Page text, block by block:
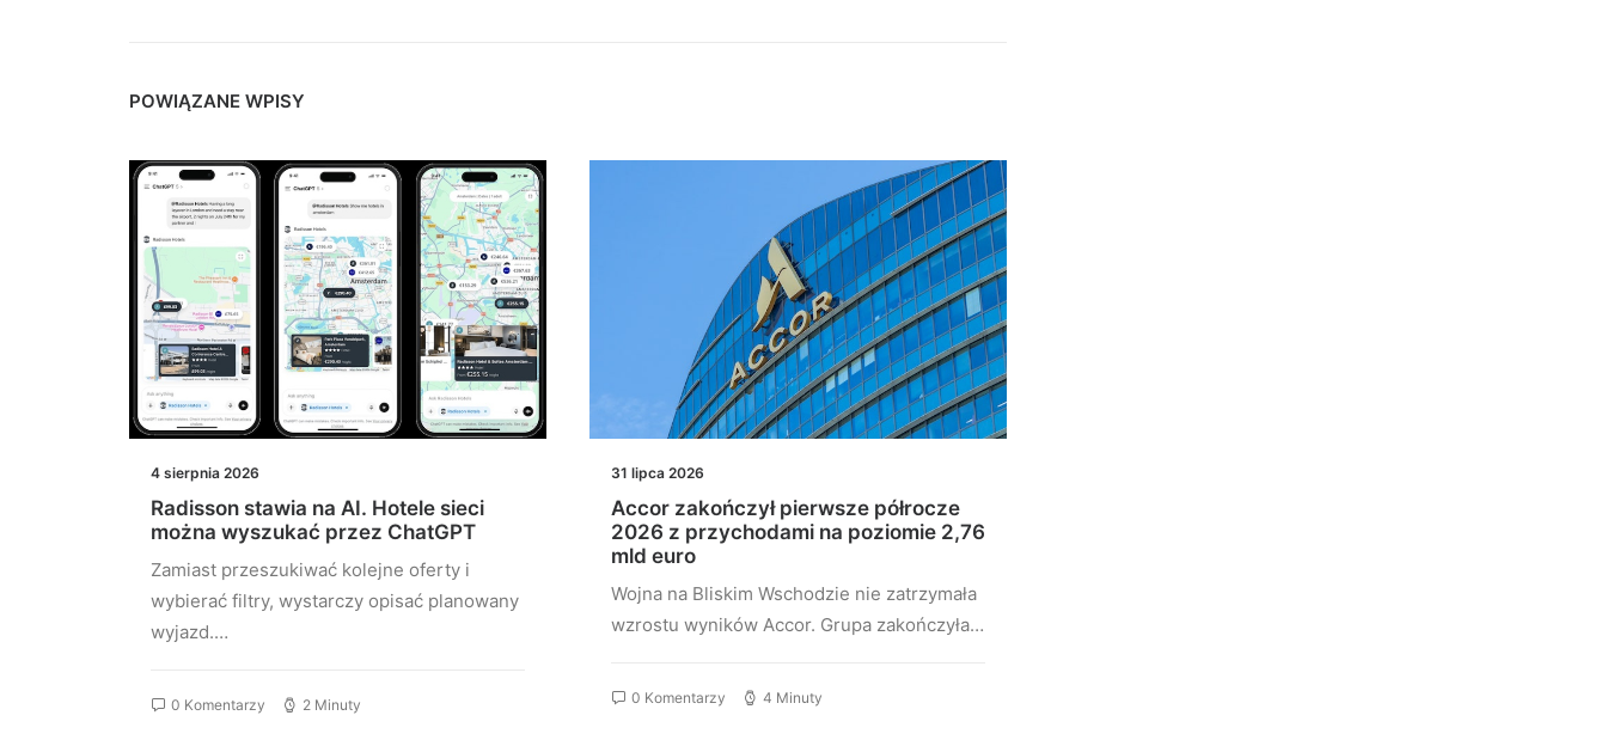
POWIĄZANE WPISY
4 sierpnia 2026
Radisson stawia na AI. Hotele sieci
można wyszukać przez ChatGPT
Zamiast przeszukiwać kolejne oferty i
wybierać filtry, wystarczy opisać planowany
wyjazd.…
0 Komentarzy 2 Minuty
31 lipca 2026
Accor zakończył pierwsze półrocze
2026 z przychodami na poziomie 2,76
mld euro
Wojna na Bliskim Wschodzie nie zatrzymała
wzrostu wyników Accor. Grupa zakończyła…
0 Komentarzy 4 Minuty